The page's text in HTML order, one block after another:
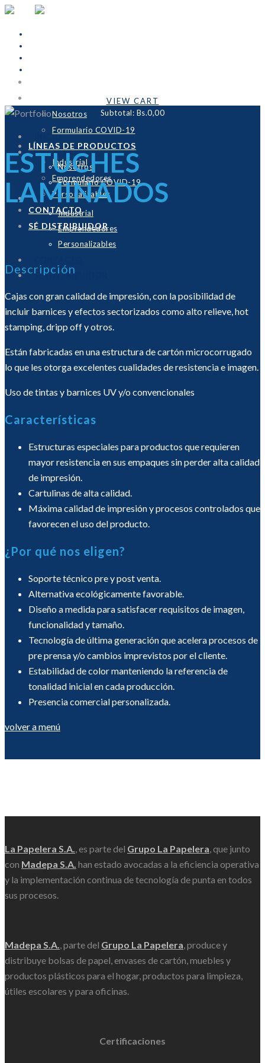
VIEW CART
Subtotal: Bs.0,00
INICIO
EMPRESA
Nosotros
Formulario COVID-19
LÍNEAS DE PRODUCTOS
Industrial
Emprendedores
Personalizables
SÉ DISTRIBUIDOR
Nosotros
Formulario COVID-19
LÍNEAS DE PRODUCTOS
Industrial
Emprendedores
Personalizables
CONTACTO
SÉ DISTRIBUIDOR
ESTUCHES
LAMINADOS
Descripción
Cajas con gran calidad de impresión, con la posibilidad de
incluir barnices y efectos sectorizados como alto relieve, hot
stamping, dripp off y otros.
Están fabricadas en una estructura de cartón microcorrugado
lo que les otorga excelentes cualidades de resistencia e imagen.
Uso de tintas y barnices UV y/o convencionales
Características
Estructuras especiales para productos que requieren
mayor resistencia en sus empaques sin perder alta calidad
de impresión.
Cartulinas de alta calidad.
Máxima calidad de impresión y procesos controlados que
favorecen el uso del producto.
¿Por qué nos eligen?
Soporte técnico pre y post venta.
Alternativa ecológicamente favorable.
Diseño a medida para satisfacer requisitos de imagen,
funcionalidad y tamaño.
Tecnología de última generación que acelera procesos de
pre prensa y/o cambios imprevistos por el cliente.
Estabilidad de color manteniendo la referencia de
tonalidad inicial en cada producción.
Presencia comercial personalizada.
volver a menú
La Papelera S.A., es parte del Grupo La Papelera, que junto
con Madepa S.A. han estado avocadas a la eficiencia operativa
y la implementación continua de tecnología de punta en todos
sus procesos.
Madepa S.A., parte del Grupo La Papelera, produce y
distribuye bolsas de papel, envases de cartón, muebles y
productos plásticos para el hogar, productos para limpieza,
útiles escolares y para oficinas.
Certificaciones